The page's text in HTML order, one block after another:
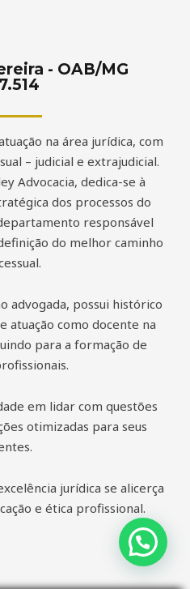
- OAB/MG
na área jurídica, com
– judicial e extrajudicial.
Advocacia, dedica-se à
dos processos do
responsável
do melhor caminho
advogada, possui histórico
atuação como docente na
para a formação de
em lidar com questões
otimizadas para seus
jurídica se alicerça
e ética profissional.